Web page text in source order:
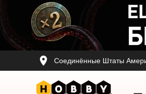
Соединённые Штаты